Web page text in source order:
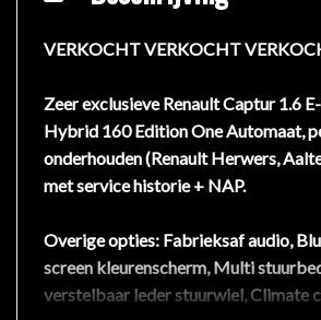
VERKOCHT VERKOCHT
Zeer exclusieve Renault Captur 1.6
Hybrid 160 Edition One Automaat,
onderhouden (Renault Herwers,
met service historie + NAP.
Overige opties: Fabrieksaf audio,
screen kleurenscherm, Multi
verstelbaar leder stuurwiel, Climate